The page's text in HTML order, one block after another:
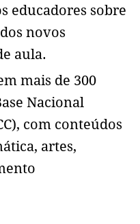
educadores sobre
novos
aula.
mais de 300
Nacional
com conteúdos
artes,